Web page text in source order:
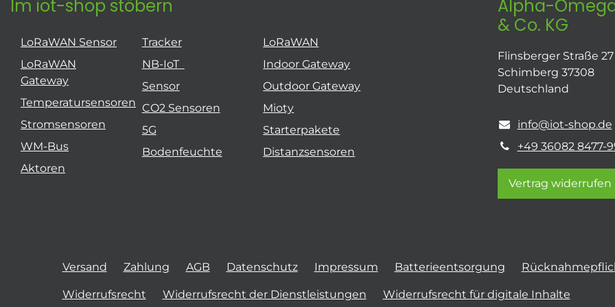
Im iot-shop stöbern
LoRaWAN Sensor
LoRaWAN
Gateway
Temperatursensoren
Stromsensoren
WM-Bus
Aktoren
Tracker
NB-IoT
Sensor
CO2 Sensoren
5G
Bodenfeuchte
LoRaWAN
Indoor Gateway
Outdoor Gateway
Mioty
Starterpakete
Distanzsensoren
Alpha-
& Co. KG
Flinsberger Straße 27
Schimberg 37308
Deutschland
info@iot-shop.de
+49 36082 8477-
Vertrag widerrufen
Versand Zahlung AGB Datenschutz Impressum Batterieentsorgung
Widerrufsrecht Widerrufsrecht der Dienstleistungen Widerrufsrecht für digitale Inhalte